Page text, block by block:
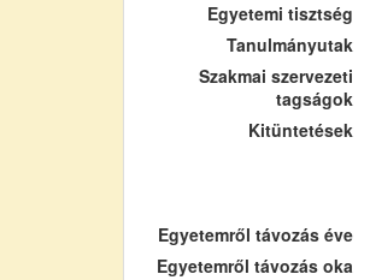
Egyetemi tisztség
Tanulmányutak
Szakmai szervezeti
tagságok
Kitüntetések
Egyetemről távozás éve
Egyetemről távozás oka